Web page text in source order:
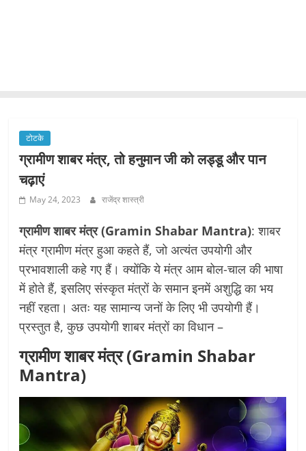
टोटके
ग्रामीण शाबर मंत्र, तो हनुमान जी को लड्डू और पान
चढ़ाएं
May 24, 2023 राजेंद्र शास्त्री
ग्रामीण शाबर मंत्र (Gramin Shabar Mantra): शाबर
मंत्र ग्रामीण मंत्र हुआ कहते हैं, जो अत्यंत उपयोगी और
प्रभावशाली कहे गए हैं। क्योंकि ये मंत्र आम बोल-चाल की भाषा
में होते हैं, इसलिए संस्कृत मंत्रों के समान इनमें अशुद्धि का भय
नहीं रहता। अतः यह सामान्य जनों के लिए भी उपयोगी हैं।
प्रस्तुत है, कुछ उपयोगी शाबर मंत्रों का विधान –
ग्रामीण शाबर मंत्र (Gramin Shabar
Mantra)